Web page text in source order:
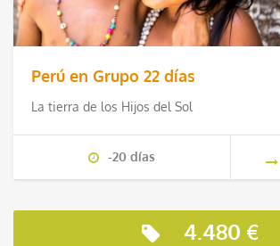
Perú en Grupo 22 días
La tierra de los Hijos del Sol
-20 días
4.480 €